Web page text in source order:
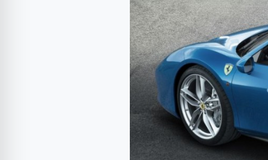
descoperă